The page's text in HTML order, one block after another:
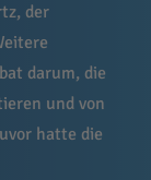
der
darum, die
und von
hatte die